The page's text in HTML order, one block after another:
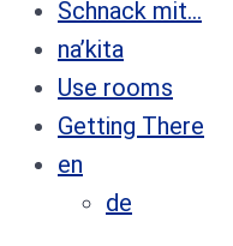
Schnack mit…
na’kita
Use rooms
Getting There
en
de